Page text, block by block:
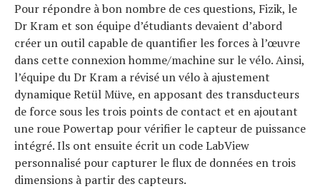
Pour répondre à bon nombre de ces questions, Fizik, le
Dr Kram et son équipe d’étudiants devaient d’abord
créer un outil capable de quantifier les forces à l’œuvre
dans cette connexion homme/machine sur le vélo. Ainsi,
l’équipe du Dr Kram a révisé un vélo à ajustement
dynamique Retül Müve, en apposant des transducteurs
de force sous les trois points de contact et en ajoutant
une roue Powertap pour vérifier le capteur de puissance
intégré. Ils ont ensuite écrit un code LabView
personnalisé pour capturer le flux de données en trois
dimensions à partir des capteurs.